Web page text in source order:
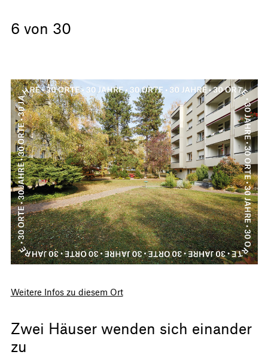
6 von 30
Weitere Infos zu diesem Ort
Zwei Häuser wenden sich einander
zu